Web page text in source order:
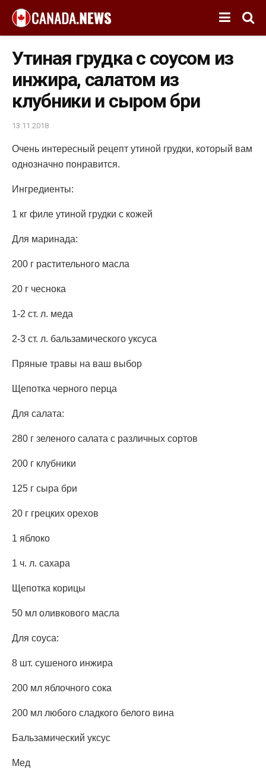
Утиная грудка с соусом из
инжира, салатом из
клубники и сыром бри
13.11.2018
Очень интересный рецепт утиной грудки, который вам
однозначно понравится.
Ингредиенты:
1 кг филе утиной грудки с кожей
Для маринада:
200 г растительного масла
20 г чеснока
1-2 ст. л. меда
2-3 ст. л. бальзамического уксуса
Пряные травы на ваш выбор
Щепотка черного перца
Для салата:
280 г зеленого салата с различных сортов
200 г клубники
125 г сыра бри
20 г грецких орехов
1 яблоко
1 ч. л. сахара
Щепотка корицы
50 мл оливкового масла
Для соуса:
8 шт. сушеного инжира
200 мл яблочного сока
200 мл любого сладкого белого вина
Бальзамический уксус
Мед